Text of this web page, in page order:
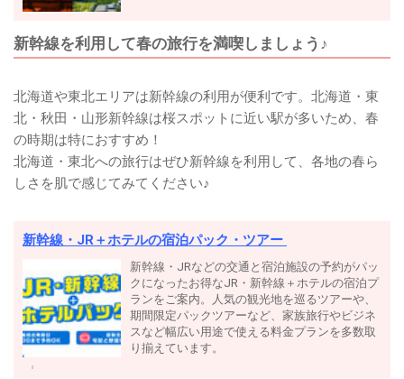
新幹線を利用して春の旅行を満喫しましょう♪
北海道や東北エリアは新幹線の利用が便利です。北海道・東
北・秋田・山形新幹線は桜スポットに近い駅が多いため、春
の時期は特におすすめ！
北海道・東北への旅行はぜひ新幹線を利用して、各地の春ら
しさを肌で感じてみてください♪
新幹線・JR＋ホテルの宿泊パック・ツアー
新幹線・JRなどの交通と宿泊施設の予約がパッ
クになったお得なJR・新幹線＋ホテルの宿泊プ
ランをご案内。人気の観光地を巡るツアーや、
期間限定パックツアーなど、家族旅行やビジネ
スなど幅広い用途で使える料金プランを多数取
り揃えています。